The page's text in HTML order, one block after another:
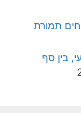
תמורת
בין סף